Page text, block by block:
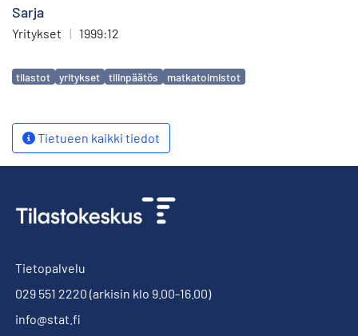
Sarja
Yritykset | 1999:12
Avainsanat
tilastot yritykset tilinpäätös matkatoimistot
Tietueen kaikki tiedot
Tietopalvelu
029 551 2220 (arkisin klo 9.00-16.00)
info@stat.fi